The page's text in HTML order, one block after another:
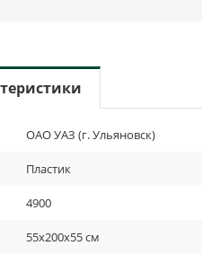
ОАО УАЗ (г. Ульяновск)
Пластик
4900
55х200х55 см